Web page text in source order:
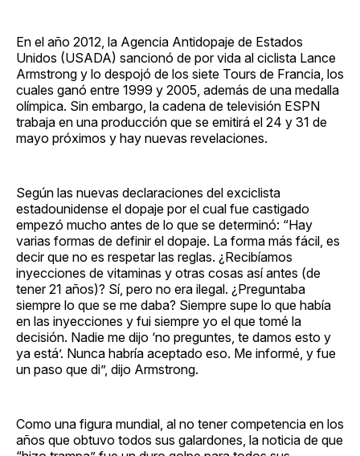
En el año 2012, la Agencia Antidopaje de Estados
Unidos (USADA) sancionó de por vida al ciclista Lance
Armstrong y lo despojó de los siete Tours de Francia, los
cuales ganó entre 1999 y 2005, además de una medalla
olímpica. Sin embargo, la cadena de televisión ESPN
trabaja en una producción que se emitirá el 24 y 31 de
mayo próximos y hay nuevas revelaciones.
Según las nuevas declaraciones del exciclista
estadounidense el dopaje por el cual fue castigado
empezó mucho antes de lo que se determinó: “Hay
varias formas de definir el dopaje. La forma más fácil, es
decir que no es respetar las reglas. ¿Recibíamos
inyecciones de vitaminas y otras cosas así antes (de
tener 21 años)? Sí, pero no era ilegal. ¿Preguntaba
siempre lo que se me daba? Siempre supe lo que había
en las inyecciones y fui siempre yo el que tomé la
decisión. Nadie me dijo ‘no preguntes, te damos esto y
ya está’. Nunca habría aceptado eso. Me informé, y fue
un paso que di”, dijo Armstrong.
Como una figura mundial, al no tener competencia en los
años que obtuvo todos sus galardones, la noticia de que